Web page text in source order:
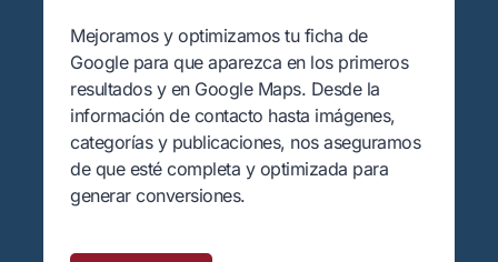
Mejoramos y optimizamos tu ficha de
Google para que aparezca en los primeros
resultados y en Google Maps. Desde la
información de contacto hasta imágenes,
categorías y publicaciones, nos aseguramos
de que esté completa y optimizada para
generar conversiones.